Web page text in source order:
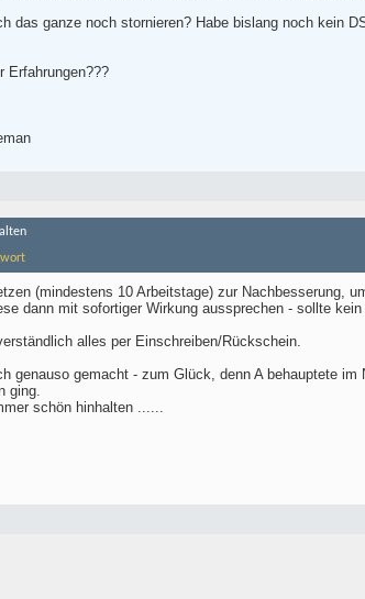
das ganze noch stornieren? Habe bislang noch kein
Erfahrungen???
(mindestens 10 Arbeitstage) zur Nachbesserung,
dann mit sofortiger Wirkung aussprechen - sollte
alles per Einschreiben/Rückschein.
genauso gemacht - zum Glück, denn A behauptete
ging.
schön hinhalten ......